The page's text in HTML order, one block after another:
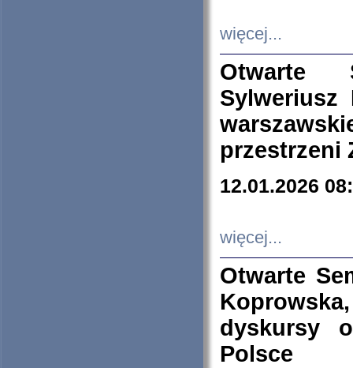
więcej...
Otwarte
Sylweriusz
przestrzeni
12.01.2026
więcej...
Otwarte
dyskursy
Polsce